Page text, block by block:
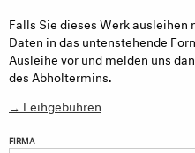
Falls Sie dieses Werk
Daten in das untenstehende
Ausleihe vor und melden uns
des Abholtermins.
→ Leihgebühren
FIRMA